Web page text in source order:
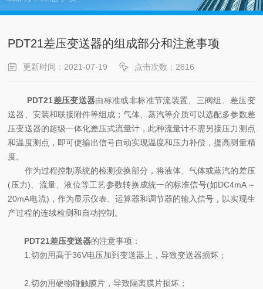
PDT21差压变送器的组成部分和注意事项
更新时间：2021-07-19 点击次数：2616
PDT21差压变送器由标准或非标准节流装置、三阀组、差压变
送器、安装和联接附件等组成；气体、蒸汽等介质可以选配多参数差
压变送器的超级一体化差压式流量计，此种流量计不需另接压力测点
和温度测点，即可使输出信号自动实现温度和压力补偿，提高测量精
度。
作为过程控制系统的检测变换部分，将液体、气体或蒸汽的差压
(压力)、流量、液位等工艺参数转换成统一的标准信号(如DC4mA～
20mA电流)，作为显示仪表、运算器和调节器的输入信号，以实现生
产过程的连续检测和自动控制。
PDT21差压变送器的注意事项：
1.切勿用高于36V电压加到变送器上，导致变送器损坏；
2.切勿用硬物碰触膜片，导致隔离膜片损坏；